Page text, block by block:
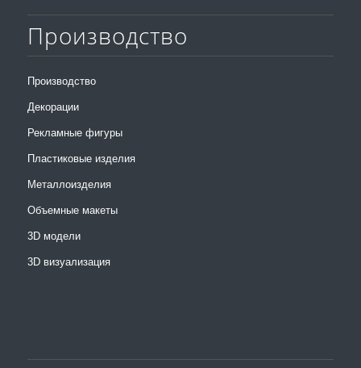
Производство
Производство
Декорации
Рекламные фигуры
Пластиковые изделия
Металлоизделия
Объемные макеты
3D модели
3D визуализация